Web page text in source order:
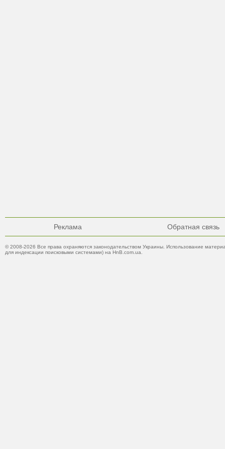
Реклама Обратная связь
© 2008-2026 Все права охраняются законодательством Украины. Использование
для индексации поисковыми системами) на HnB.com.ua.